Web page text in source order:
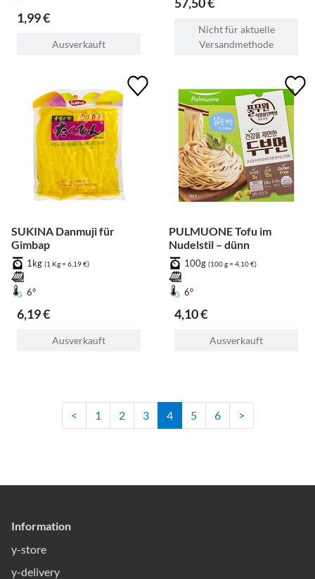
1,99 €
Ausverkauft
57,50 €
Nicht für aktuelle
Versandmethode
SUKINA Danmuji für
Gimbap
1kg (1 Kg = 6,19 €)
6°
6,19 €
Ausverkauft
PULMUONE Tofu im
Nudelstil – dünn
100g (100 g = 4,10 €)
6°
4,10 €
Ausverkauft
< 1 2 3 4 5 6 >
Information
y-store
y-delivery